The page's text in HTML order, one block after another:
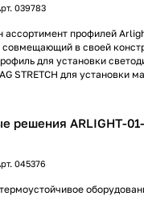
039783
ассортимент профилей
совмещающий в своей
для установки
STRETCH для установки
решения ARLIGHT-
045376